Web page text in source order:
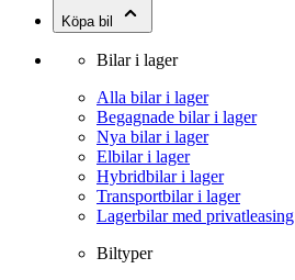
Köpa bil
Bilar i lager
Alla bilar i lager
Begagnade bilar i lager
Nya bilar i lager
Elbilar i lager
Hybridbilar i lager
Transportbilar i lager
Lagerbilar med privatleasing
Biltyper